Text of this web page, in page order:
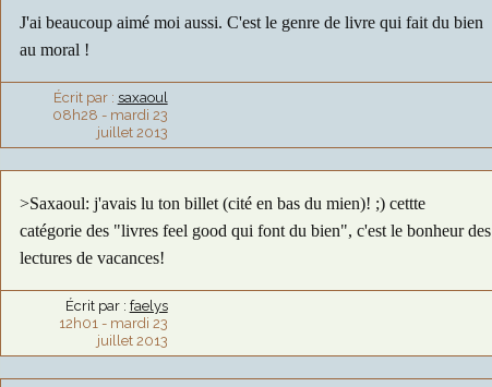
J'ai beaucoup aimé moi aussi. C'est le genre de livre qui fait du bien
au moral !
Écrit par : saxaoul
08h28 - mardi 23
juillet 2013
>Saxaoul: j'avais lu ton billet (cité en bas du mien)! ;) cettte
catégorie des "livres feel good qui font du bien", c'est le bonheur des
lectures de vacances!
Écrit par : faelys
12h01- mardi 23
juillet 2013